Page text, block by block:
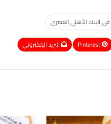
فى البنك الأهلى المصرى
Pinterest البريد الإلكتروني